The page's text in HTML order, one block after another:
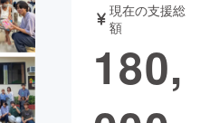
ェット
書籍・雑誌
現在の支援総
額
180,